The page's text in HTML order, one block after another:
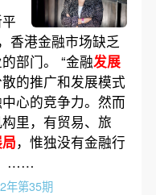
香港金融市场缺乏
部门。 “金融发展
的推广和发展模式
心的竞争力。然而
里，有贸易、旅
，惟独没有金融行
……
年第35期